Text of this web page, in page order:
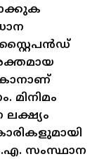
മിനിമം
ലക്ഷ്യം
സംസ്ഥാന